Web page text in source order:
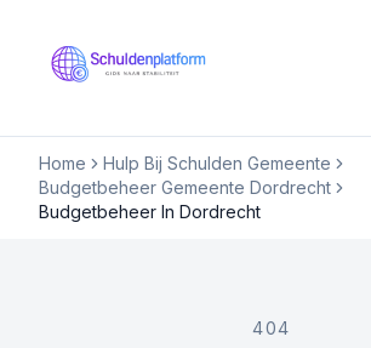
Home
Hulp Bij Schulden Gemeente
Budgetbeheer Gemeente Dordrecht
Budgetbeheer In Dordrecht
404